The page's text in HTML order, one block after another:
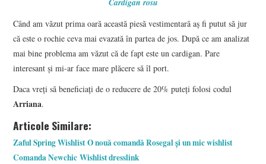
Când am văzut prima oară această piesă vestimentară aș fi putut să jur
că este o rochie ceva mai evazată în partea de jos. După ce am analizat
mai bine problema am văzut că de fapt este un cardigan. Pare
interesant și mi-ar face mare plăcere să îl port.
Daca vreți să beneficiați de o reducere de 20% puteți folosi codul
Arriana.
Articole Similare:
Zaful Spring Wishlist O nouă comandă Rosegal și un mic wishlist
Comanda Newchic Wishlist dresslink